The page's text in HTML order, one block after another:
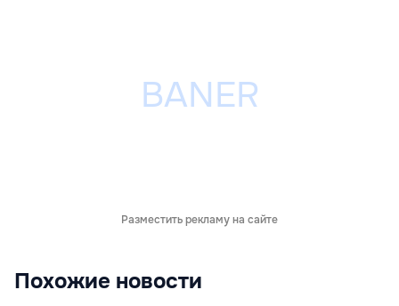
Разместить рекламу на сайте
Похожие новости